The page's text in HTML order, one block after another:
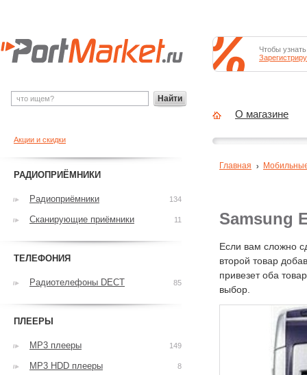
Samsung
Если вам сложно
второй товар
привезет оба
выбор.
Главная
Акции и скидки
РАДИОПРИЁМНИКИ
Радиоприёмники 134
Сканирующие приёмники 11
ТЕЛЕФОНИЯ
Радиотелефоны DECT 85
ПЛЕЕРЫ
MP3 плееры 149
MP3 HDD плееры 8
Найти
Чтобы
О магазине